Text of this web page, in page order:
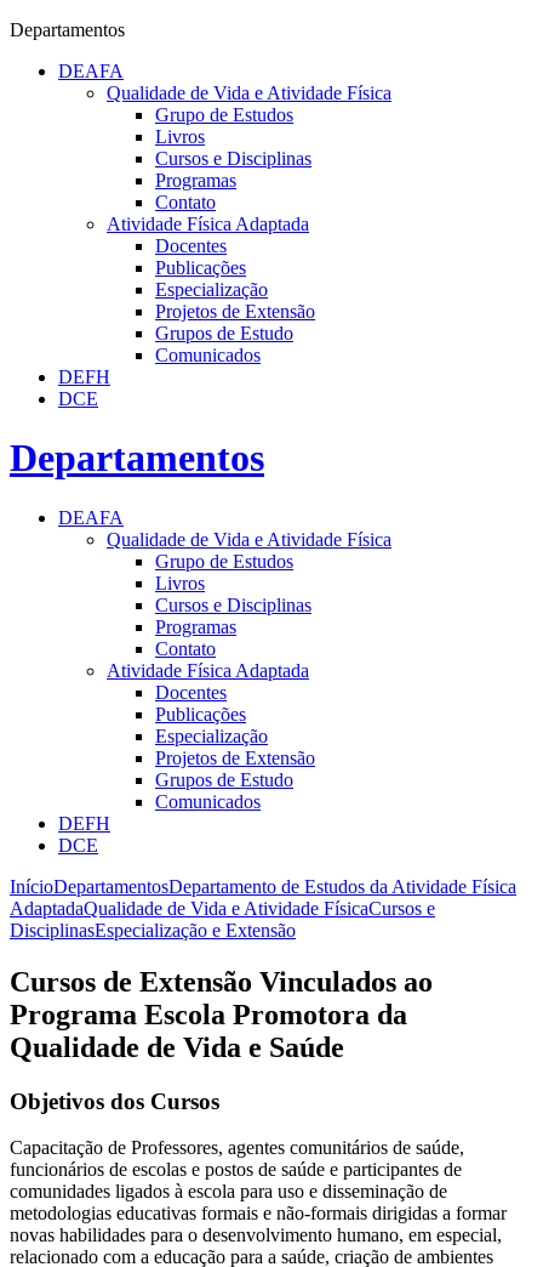
Departamentos
DEAFA
Qualidade de Vida e Atividade Física
Grupo de Estudos
Livros
Cursos e Disciplinas
Programas
Contato
Atividade Física Adaptada
Docentes
Publicações
Especialização
Projetos de Extensão
Grupos de Estudo
Comunicados
DEFH
DCE
Departamentos
DEAFA
Qualidade de Vida e Atividade Física
Grupo de Estudos
Livros
Cursos e Disciplinas
Programas
Contato
Atividade Física Adaptada
Docentes
Publicações
Especialização
Projetos de Extensão
Grupos de Estudo
Comunicados
DEFH
DCE
InícioDepartamentosDepartamento de Estudos da Atividade Física
AdaptadaQualidade de Vida e Atividade FísicaCursos e
DisciplinasEspecialização e Extensão
Cursos de Extensão Vinculados ao
Programa Escola Promotora da
Qualidade de Vida e Saúde
Objetivos dos Cursos
Capacitação de Professores, agentes comunitários de saúde,
funcionários de escolas e postos de saúde e participantes de
comunidades ligados à escola para uso e disseminação de
metodologias educativas formais e não-formais dirigidas a formar
novas habilidades para o desenvolvimento humano, em especial,
relacionado com a educação para a saúde, criação de ambientes